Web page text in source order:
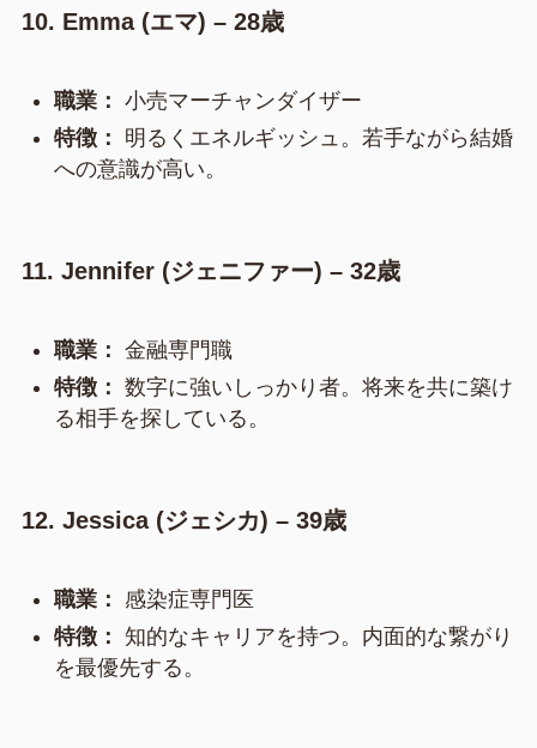
10. Emma (エマ) – 28歳
職業： 小売マーチャンダイザー
特徴：
明るくエネルギッシュ。若手ながら結婚
への意識が高い。
11. Jennifer (ジェニファー) – 32歳
職業： 金融専門職
特徴： 数字に強いしっかり者。将来を共に築け
る相手を探している。
12. Jessica (ジェシカ) – 39歳
職業：
感染症専門医
特徴： 知的なキャリアを持つ。内面的な繋がり
を最優先する。